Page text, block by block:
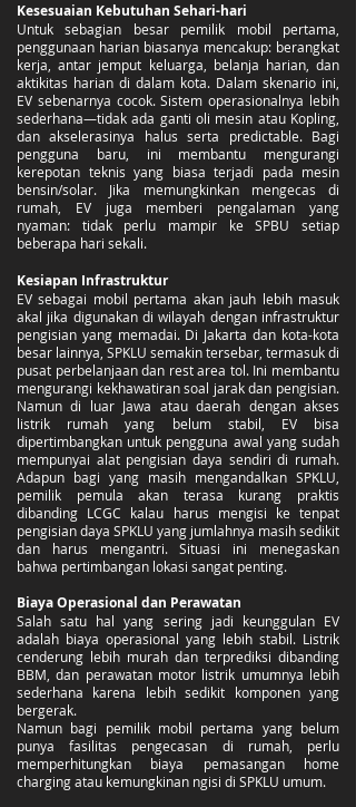
Kesesuaian Kebutuhan Sehari-hari
Untuk sebagian besar pemilik mobil pertama,
penggunaan harian biasanya mencakup: berangkat
kerja, antar jemput keluarga, belanja harian, dan
aktikitas harian di dalam kota. Dalam skenario ini,
EV sebenarnya cocok. Sistem operasionalnya lebih
sederhana—tidak ada ganti oli mesin atau Kopling,
dan akselerasinya halus serta predictable. Bagi
pengguna baru, ini membantu mengurangi
kerepotan teknis yang biasa terjadi pada mesin
bensin/solar. Jika memungkinkan mengecas di
rumah, EV juga memberi pengalaman yang
nyaman: tidak perlu mampir ke SPBU setiap
beberapa hari sekali.
Kesiapan Infrastruktur
EV sebagai mobil pertama akan jauh lebih masuk
akal jika digunakan di wilayah dengan infrastruktur
pengisian yang memadai. Di Jakarta dan kota-kota
besar lainnya, SPKLU semakin tersebar, termasuk di
pusat perbelanjaan dan rest area tol. Ini membantu
mengurangi kekhawatiran soal jarak dan pengisian.
Namun di luar Jawa atau daerah dengan akses
listrik rumah yang belum stabil, EV bisa
dipertimbangkan untuk pengguna awal yang sudah
mempunyai alat pengisian daya sendiri di rumah.
Adapun bagi yang masih mengandalkan SPKLU,
pemilik pemula akan terasa kurang praktis
dibanding LCGC kalau harus mengisi ke tenpat
pengisian daya SPKLU yang jumlahnya masih sedikit
dan harus mengantri. Situasi ini menegaskan
bahwa pertimbangan lokasi sangat penting.
Biaya Operasional dan Perawatan
Salah satu hal yang sering jadi keunggulan EV
adalah biaya operasional yang lebih stabil. Listrik
cenderung lebih murah dan terprediksi dibanding
BBM, dan perawatan motor listrik umumnya lebih
sederhana karena lebih sedikit komponen yang
bergerak.
Namun bagi pemilik mobil pertama yang belum
punya fasilitas pengecasan di rumah, perlu
memperhitungkan biaya pemasangan home
charging atau kemungkinan ngisi di SPKLU umum.